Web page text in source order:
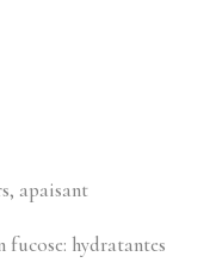
apaisant
fucose: hydratantes